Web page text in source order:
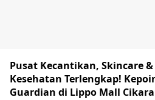
Pusat Kecantikan, Skincare &
Kesehatan Terlengkap!
Guardian di Lippo Mall